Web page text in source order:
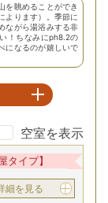
を眺めることができ
よります）。季節に
ながら湯浴みする非
！ちなみにph8.2の
になるのが嬉しいで
空室を表示
タイプ】
細を見る